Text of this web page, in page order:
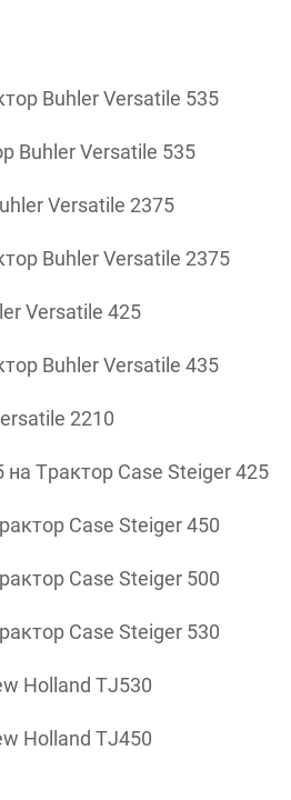
Buhler Versatile 535
Buhler Versatile 535
Versatile 2375
Buhler Versatile 2375
Versatile 425
Buhler Versatile 435
2210
Трактор Case Steiger 425
Case Steiger 450
Case Steiger 500
Case Steiger 530
Holland TJ530
Holland TJ450